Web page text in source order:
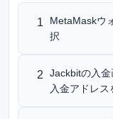
1 MetaMaskウ
択
2
Jackbitの入
入金アドレス